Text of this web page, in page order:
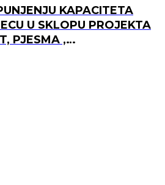
KAPACITETA
U SKLOPU PROJEKTA
PJESMA ,